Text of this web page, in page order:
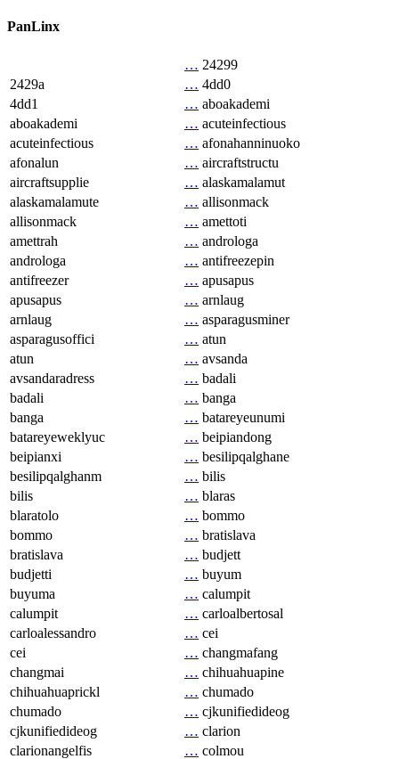
PanLinx
… 24299
2429a
… 4dd0
4dd1
… aboakademi
aboakademi
… acuteinfectious
acuteinfectious
… afonahanninuoko
afonalun
… aircraftstructu
aircraftsupplie
… alaskamalamut
alaskamalamute
… allisonmack
allisonmack
… amettoti
amettrah
… androloga
androloga
… antifreezepin
antifreezer
… apusapus
apusapus
… arnlaug
arnlaug
… asparagusminer
asparagusoffici
… atun
atun
… avsanda
avsandaradress
… badali
badali
… banga
banga
… batareyeunumi
batareyeweklyuc
… beipiandong
beipianxi
… besilipqalghane
besilipqalghanm
… bilis
bilis
… blaras
blaratolo
… bommo
bommo
… bratislava
bratislava
… budjett
budjetti
… buyum
buyuma
… calumpit
calumpit
… carloalbertosal
carloalessandro
… cei
cei
… changmafang
changmai
… chihuahuapine
chihuahuaprickl
… chumado
chumado
… cjkunifiedideog
cjkunifiedideog
… clarion
clarionangelfis
… colmou